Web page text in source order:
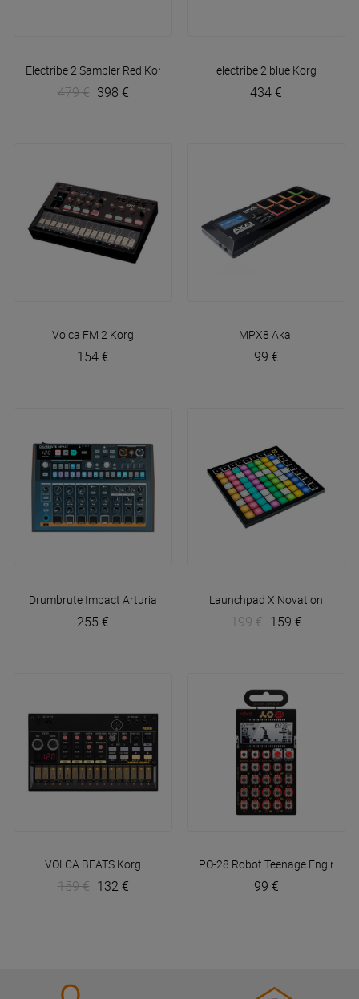
Electribe 2 Sampler Red Korg
479 € 398 €
electribe 2 blue Korg
434 €
Volca FM 2 Korg
154 €
MPX8 Akai
99 €
Drumbrute Impact Arturia
255 €
Launchpad X Novation
199 € 159 €
VOLCA BEATS Korg
159 € 132 €
PO-28 Robot Teenage
99 €